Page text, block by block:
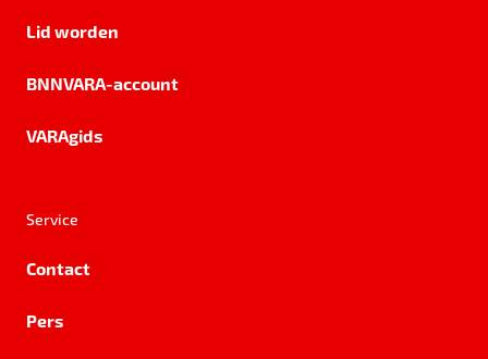
Lid worden
BNNVARA-account
VARAgids
Service
Contact
Pers